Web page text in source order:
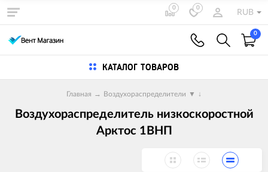
0 0
RUB
0
КАТАЛОГ ТОВАРОВ
Главная → Воздухораспределители ▼ ↓
Воздухораспределитель низкоскоростной
Арктос 1ВНП